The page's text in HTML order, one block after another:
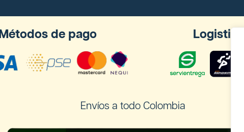
Métodos de pago Logistica
Envíos a todo Colombia